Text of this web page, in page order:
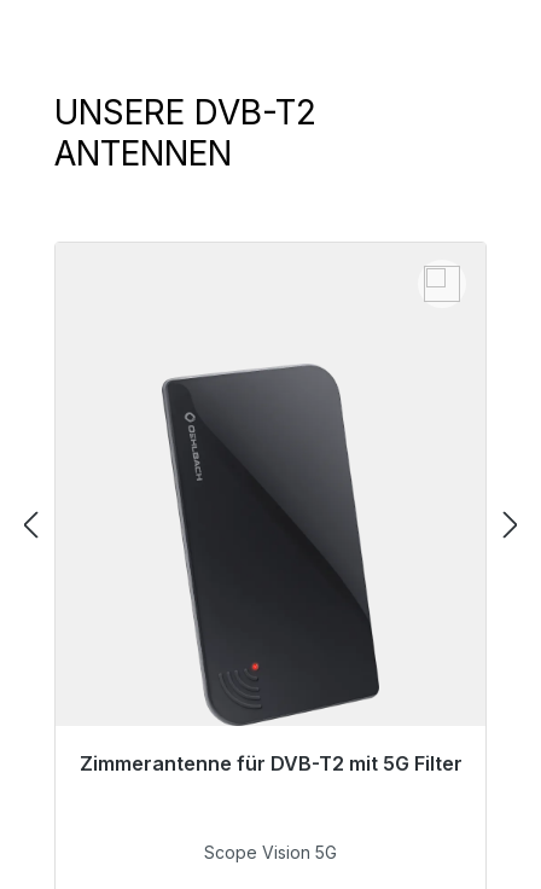
Produktgalerie überspringen
UNSERE DVB-T2
ANTENNEN
Zimmerantenne für DVB-T2 mit 5G Filter
59,99 €
Scope Vision 5G